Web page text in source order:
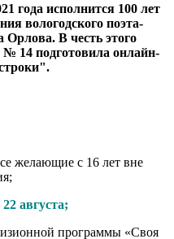
года исполнится 100 лет
вологодского поэта-
Орлова. В честь этого
№ 14 подготовила онлайн-
желающие с 16 лет вне
22 августа;
программы «Своя